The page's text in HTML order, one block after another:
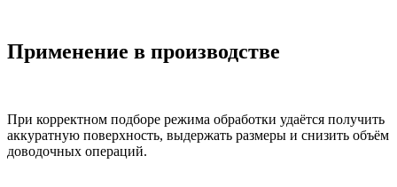
Применение в производстве
При корректном подборе режима обработки удаётся получить
аккуратную поверхность, выдержать размеры и снизить объём
доводочных операций.